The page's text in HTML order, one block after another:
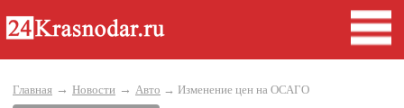
Главная → Новости → Авто → Изменение цен на ОСАГО